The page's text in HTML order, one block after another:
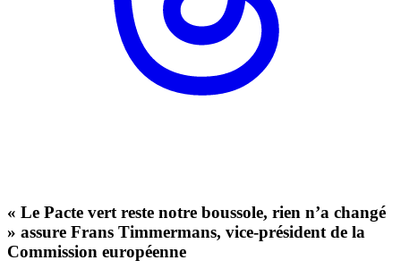
« Le Pacte vert reste notre boussole, rien n’a changé
» assure Frans Timmermans, vice-président de la
Commission européenne